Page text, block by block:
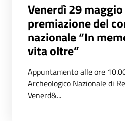
Venerdì 29
premiazione del
nazionale “In
vita oltre”
Appuntamento alle ore
Archeologico Nazionale di
Venerd&...